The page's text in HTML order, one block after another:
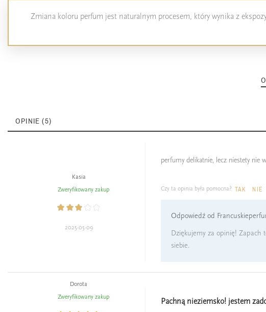
Zmiana koloru perfum jest naturalnym procesem, który wynika z
OPINIE (5)
Kasia
Zweryfikowany zakup
2025-05-09
perfumy delikatnie, lecz niestety
Czy ta opinia była pomocna? TAK NIE
Odpowiedź od
Dziękujemy za opinię! Zapach
siebie.
Dorota
Zweryfikowany zakup
Pachną nieziemsko! jestem